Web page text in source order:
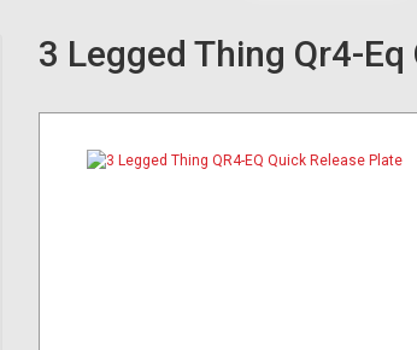
3 Legged Thing Qr4-